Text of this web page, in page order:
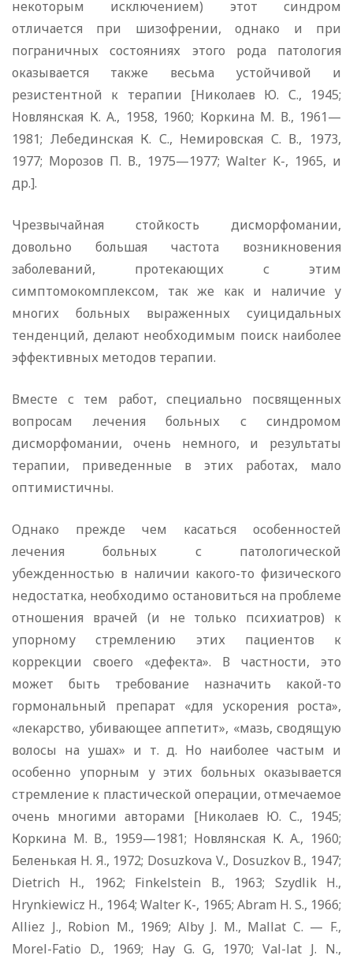
некоторым исключением) этот синдром
отличается при шизофрении, однако и при
пограничных состояниях этого рода патология
оказывается также весьма устойчивой и
резистентной к терапии [Николаев Ю. С., 1945;
Новлянская К. А., 1958, 1960; Коркина М. В., 1961—
1981; Лебединская К. С., Немировская С. В., 1973,
1977; Морозов П. В., 1975—1977; Walter K-, 1965, и
др.].
Чрезвычайная стойкость дисморфомании,
довольно большая частота возникновения
заболеваний, протекающих с этим
симптомокомплексом, так же как и наличие у
многих больных выраженных суицидальных
тенденций, делают необходимым поиск наиболее
эффективных методов терапии.
Вместе с тем работ, специально посвященных
вопросам лечения больных с синдромом
дисморфомании, очень немного, и результаты
терапии, приведенные в этих работах, мало
оптимистичны.
Однако прежде чем касаться особенностей
лечения больных с патологической
убежденностью в наличии какого-то физического
недостатка, необходимо остановиться на проблеме
отношения врачей (и не только психиатров) к
упорному стремлению этих пациентов к
коррекции своего «дефекта». В частности, это
может быть требование назначить какой-то
гормональный препарат «для ускорения роста»,
«лекарство, убивающее аппетит», «мазь, сводящую
волосы на ушах» и т. д. Но наиболее частым и
особенно упорным у этих больных оказывается
стремление к пластической операции, отмечаемое
очень многими авторами [Николаев Ю. С., 1945;
Коркина М. В., 1959—1981; Новлянская К. А., 1960;
Беленькая Н. Я., 1972; Dosuzkova V., Dosuzkov В., 1947;
Dietrich H., 1962; Finkelstein В., 1963; Szydlik H.,
Hrynkiewicz H., 1964; Walter K-, 1965; Abram H. S., 1966;
Alliez J., Robion M., 1969; Alby J. M., Mallat C. — F.,
Morel-Fatio D., 1969; Hay G. G, 1970; Val-lat J. N.,